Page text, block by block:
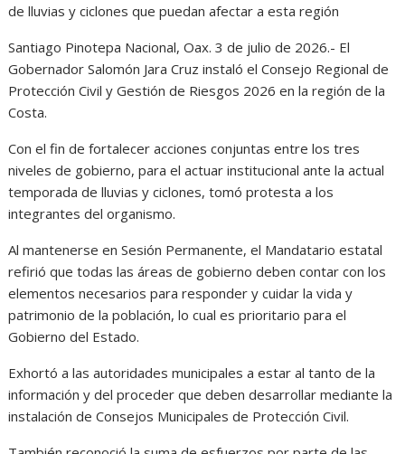
de lluvias y ciclones que puedan afectar a esta región
Santiago Pinotepa Nacional, Oax. 3 de julio de 2026.- El
Gobernador Salomón Jara Cruz instaló el Consejo Regional de
Protección Civil y Gestión de Riesgos 2026 en la región de la
Costa.
Con el fin de fortalecer acciones conjuntas entre los tres
niveles de gobierno, para el actuar institucional ante la actual
temporada de lluvias y ciclones, tomó protesta a los
integrantes del organismo.
Al mantenerse en Sesión Permanente, el Mandatario estatal
refirió que todas las áreas de gobierno deben contar con los
elementos necesarios para responder y cuidar la vida y
patrimonio de la población, lo cual es prioritario para el
Gobierno del Estado.
Exhortó a las autoridades municipales a estar al tanto de la
información y del proceder que deben desarrollar mediante la
instalación de Consejos Municipales de Protección Civil.